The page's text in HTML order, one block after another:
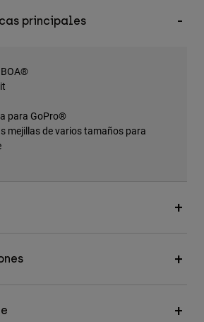
principales
para GoPro®
mejillas de varios tamaños para